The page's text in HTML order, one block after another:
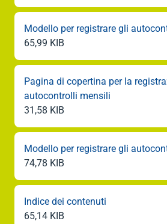
Modello per registrare gli
65,99 KIB
Pagina di copertina per la
autocontrolli mensili
31,58 KIB
Modello per registrare gli
74,78 KIB
Indice dei contenuti
65,14 KIB